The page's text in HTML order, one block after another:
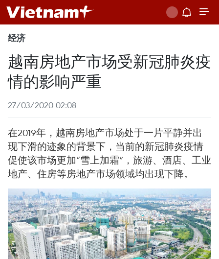
经济
越南房地产市场受新冠肺炎疫
情的影响严重
27/03/2020 02:08
在2019年，越南房地产市场处于一片平静并出
现下滑的迹象的背景下，当前的新冠肺炎疫情
促使该市场更加“雪上加霜”，旅游、酒店、工业
地产、住房等房地产市场领域均出现下降。